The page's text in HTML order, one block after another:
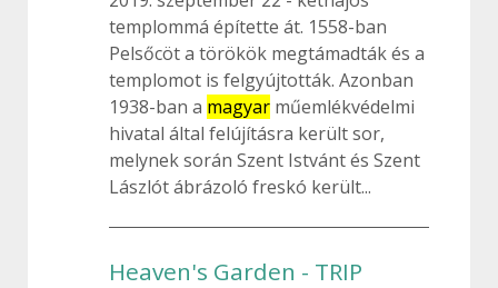
templommá építette át. 1558-ban
Pelsőcöt a törökök megtámadták és a
templomot is felgyújtották. Azonban
1938-ban a magyar műemlékvédelmi
hivatal által felújításra került sor,
melynek során Szent Istvánt és Szent
Lászlót ábrázoló freskó került...
Heaven's Garden - TRIP